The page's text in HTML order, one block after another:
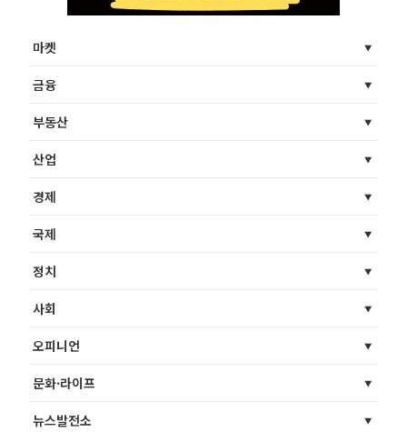
마켓
금융
부동산
산업
경제
국제
정치
사회
오피니언
문화·라이프
뉴스발전소